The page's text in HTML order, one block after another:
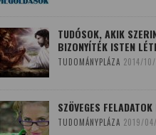
TUDÓSOK, AKIK
BIZONYÍTÉK ISTEN
TUDOMÁNYPLÁZA 2014/
SZÖVEGES
TUDOMÁNYPLÁZA 2019/